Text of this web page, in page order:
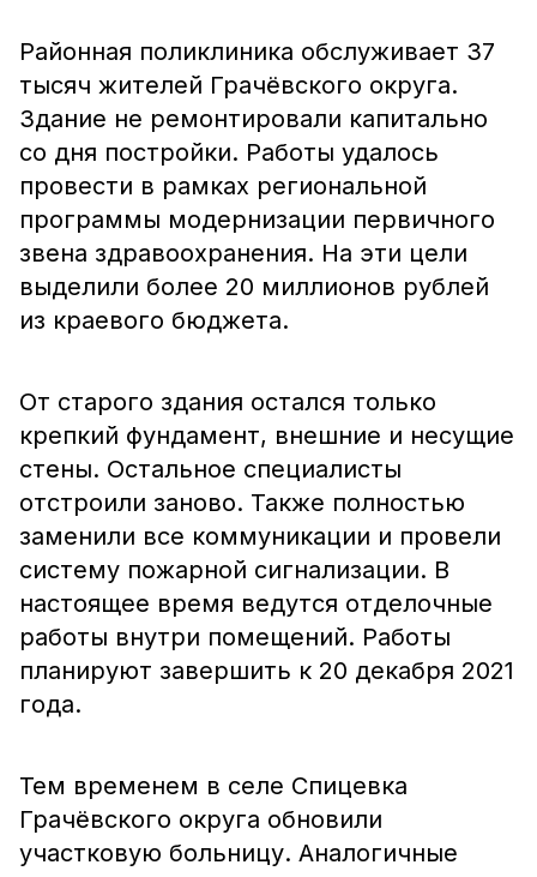
Районная поликлиника обслуживает 37
тысяч жителей Грачёвского округа.
Здание не ремонтировали капитально
со дня постройки. Работы удалось
провести в рамках региональной
программы модернизации первичного
звена здравоохранения. На эти цели
выделили более 20 миллионов рублей
из краевого бюджета.
От старого здания остался только
крепкий фундамент, внешние и несущие
стены. Остальное специалисты
отстроили заново. Также полностью
заменили все коммуникации и провели
систему пожарной сигнализации. В
настоящее время ведутся отделочные
работы внутри помещений. Работы
планируют завершить к 20 декабря 2021
года.
Тем временем в селе Спицевка
Грачёвского округа обновили
участковую больницу. Аналогичные